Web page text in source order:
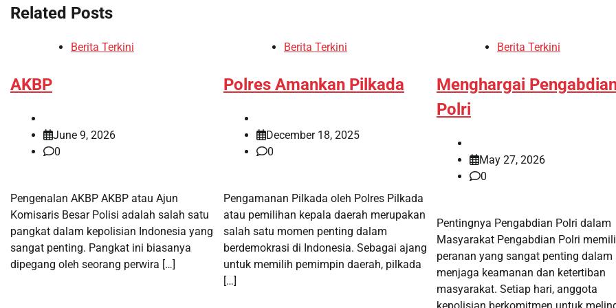
Related Posts
Berita Terkini
AKBP
June 9, 2026
0
Pengenalan AKBP AKBP atau Ajun
Komisaris Besar Polisi adalah salah satu
pangkat dalam kepolisian Indonesia yang
sangat penting. Pangkat ini biasanya
dipegang oleh seorang perwira […]
Berita Terkini
Polres Amankan Pilkada
December 18, 2025
0
Pengamanan Pilkada oleh Polres Pilkada
atau pemilihan kepala daerah merupakan
salah satu momen penting dalam
berdemokrasi di Indonesia. Sebagai ajang
untuk memilih pemimpin daerah, pilkada
[…]
Berita Terkini
Menghargai
Polri
May 27, 2026
0
Pentingnya Pengabdian Polri dalam
Masyarakat Pengabdian Polri
peranan yang sangat penting dalam
menjaga keamanan dan ketertiban
masyarakat. Setiap hari, anggota